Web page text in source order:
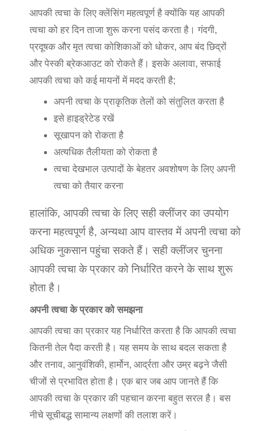
आपकी त्वचा के लिए क्लेंसिंग महत्वपूर्ण है क्योंकि यह आपकी
त्वचा को हर दिन ताजा शुरू करना पसंद करता है। गंदगी,
प्रदूषक और मृत त्वचा कोशिकाओं को धोकर, आप बंद छिद्रों
और पेस्की ब्रेकआउट को रोकते हैं। इसके अलावा, सफाई
आपकी त्वचा को कई मायनों में मदद करती है;
अपनी त्वचा के प्राकृतिक तेलों को संतुलित करता है
इसे हाइड्रेटेड रखें
सूखापन को रोकता है
अत्यधिक तैलीयता को रोकता है
त्वचा देखभाल उत्पादों के बेहतर अवशोषण के लिए अपनी
त्वचा को तैयार करना
हालांकि, आपकी त्वचा के लिए सही क्लींजर का उपयोग
करना महत्वपूर्ण है, अन्यथा आप वास्तव में अपनी त्वचा को
अधिक नुकसान पहुंचा सकते हैं। सही क्लींजर चुनना
आपकी त्वचा के प्रकार को निर्धारित करने के साथ शुरू
होता है।
अपनी त्वचा के प्रकार को समझना
आपकी त्वचा का प्रकार यह निर्धारित करता है कि आपकी त्वचा
कितनी तेल पैदा करती है। यह समय के साथ बदल सकता है
और तनाव, आनुवंशिकी, हार्मोन, आर्द्रता और उम्र बढ़ने जैसी
चीजों से प्रभावित होता है। एक बार जब आप जानते हैं कि
आपकी त्वचा के प्रकार की पहचान करना बहुत सरल है। बस
नीचे सूचीबद्ध सामान्य लक्षणों की तलाश करें।